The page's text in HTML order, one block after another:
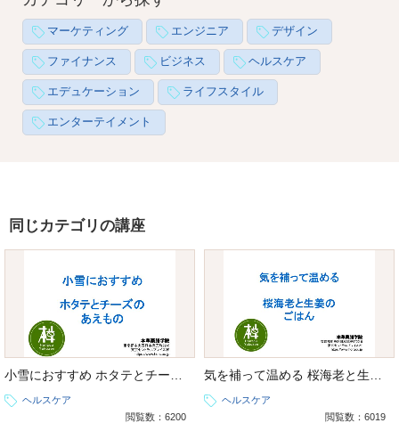
マーケティング エンジニア デザイン
ファイナンス ビジネス ヘルスケア
エデュケーション ライフスタイル
エンターテイメント
同じカテゴリの講座
ヘルスケア
閲覧数：6200
ヘルスケア
閲覧数：6019